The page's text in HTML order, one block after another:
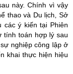
này. Chính vì vậy
thao và Du lịch, Sở
các ý kiến tại Phiên
tính toán hợp lý sau
nghiệp công lập ở
khai thực hiện hiệu